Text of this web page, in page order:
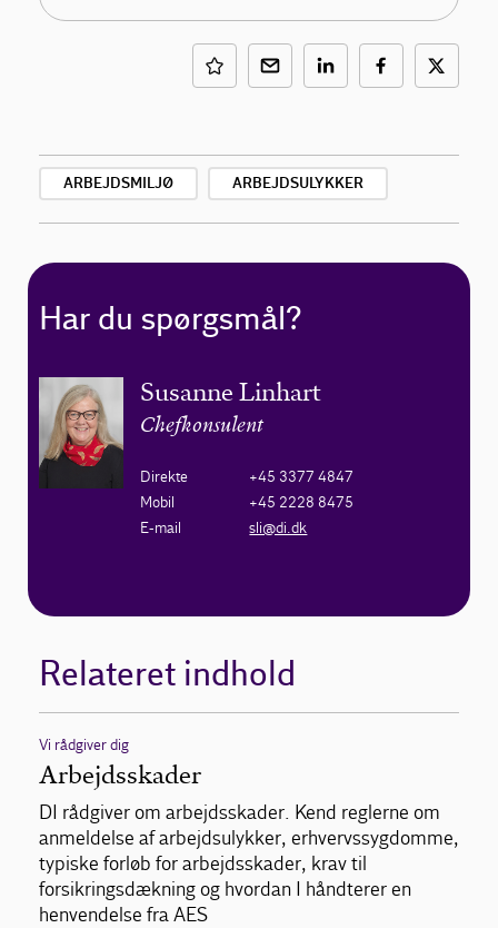
ARBEJDSMILJØ ARBEJDSULYKKER
Har du spørgsmål?
Susanne Linhart
Chefkonsulent
Direkte
+45 3377 4847
Mobil
+45 2228 8475
E-mail
sli@di.dk
Relateret indhold
Vi rådgiver dig
Arbejdsskader
DI rådgiver om arbejdsskader. Kend reglerne om
anmeldelse af arbejdsulykker, erhvervssygdomme,
typiske forløb for arbejdsskader, krav til
forsikringsdækning og hvordan I håndterer en
henvendelse fra AES